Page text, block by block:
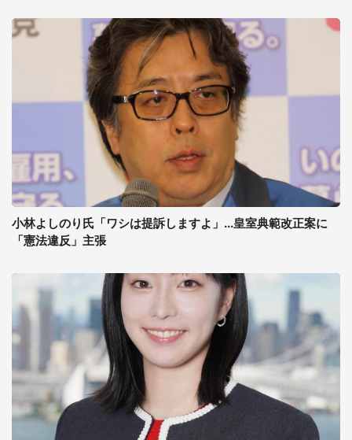
小林よしのり氏「ワシは提訴しますよ」...皇室典範改正案に
「憲法違反」主張